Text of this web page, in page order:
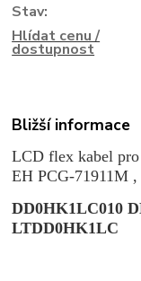
Stav:
Hlídat cenu /
dostupnost
Bližší informace
LCD flex kabel
EH PCG-71911M
DD0HK1LC010
LTDD0HK1LC